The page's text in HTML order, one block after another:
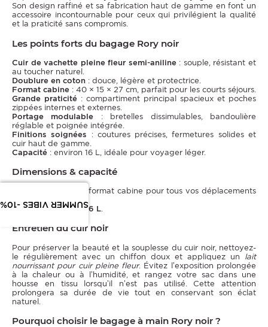
SUMMER VIBES -10%
Son design raffiné et sa fabrication haut de gamme en font un
accessoire incontournable pour ceux qui privilégient la qualité
et la praticité sans compromis.
Les points forts du bagage Rory noir
Cuir de vachette pleine fleur semi-aniline: souple, résistant et
au toucher naturel.
Doublure en coton : douce, légère et protectrice.
Format cabine : 40 × 15 × 27 cm, parfait pour les courts séjours.
Grande praticité : compartiment principal spacieux et poches
zippées internes et externes.
Portage modulable : bretelles dissimulables, bandoulière
réglable et poignée intégrée.
Finitions soignées : coutures précises, fermetures solides et
cuir haut de gamme.
Capacité : environ 16 L, idéale pour voyager léger.
Dimensions & capacité
— format cabine pour tous vos déplacements
courts.
Capacité :environ16 L.
Entretien du cuir noir
Pour préserver la beauté et la souplesse du cuir noir, nettoyez-
le régulièrement avec un chiffon doux et appliquez un lait
nourrissant pour cuir pleine fleur. Évitez l’exposition prolongée
à la chaleur ou à l’humidité, et rangez votre sac dans une
housse en tissu lorsqu’il n’est pas utilisé. Cette attention
prolongera sa durée de vie tout en conservant son éclat
naturel.
Pourquoi choisir le bagage à main Rory noir ?